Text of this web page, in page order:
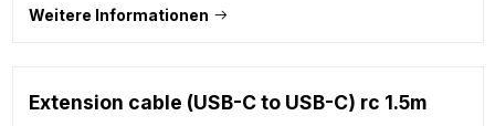
Weitere Informationen
Extension cable (USB-C to USB-C) rc 1.5m